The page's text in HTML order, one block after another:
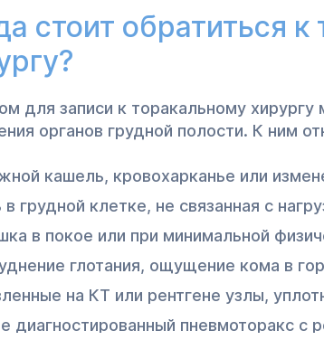
стоит обратиться
для записи к торакальному хирургу
органов грудной полости. К ним
кашель, кровохарканье или
в грудной клетке, не связанная с
в покое или при минимальной
глотания, ощущение кома в
на КТ или рентгене узлы,
диагностированный пневмоторакс с